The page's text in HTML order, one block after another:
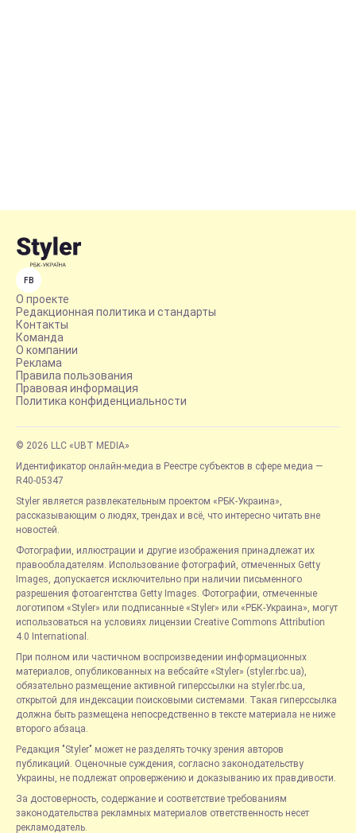
FB
О проекте
Редакционная политика и стандарты
Контакты
Команда
О компании
Реклама
Правила пользования
Правовая информация
Политика конфиденциальности
© 2026 LLC «UBT MEDIA»
Идентификатор онлайн-медиа в Реестре субъектов в сфере медиа —
R40-05347
Styler является развлекательным проектом «РБК-Украина»,
рассказывающим о людях, трендах и всё, что интересно читать вне
новостей.
Фотографии, иллюстрации и другие изображения принадлежат их
правообладателям. Использование фотографий, отмеченных Getty
Images, допускается исключительно при наличии письменного
разрешения фотоагентства Getty Images. Фотографии, отмеченные
логотипом «Styler» или подписанные «Styler» или «РБК-Украина», могут
использоваться на условиях лицензии Creative Commons Attribution
4.0 International.
При полном или частичном воспроизведении информационных
материалов, опубликованных на вебсайте «Styler» (styler.rbc.ua),
обязательно размещение активной гиперссылки на styler.rbc.ua,
открытой для индексации поисковыми системами. Такая гиперссылка
должна быть размещена непосредственно в тексте материала не ниже
второго абзаца.
Редакция "Styler" может не разделять точку зрения авторов
публикаций. Оценочные суждения, согласно законодательству
Украины, не подлежат опровержению и доказыванию их правдивости.
За достоверность, содержание и соответствие требованиям
законодательства рекламных материалов ответственность несет
рекламодатель.